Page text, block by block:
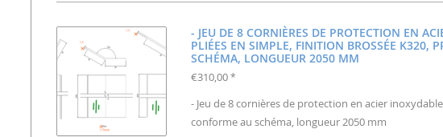
- JEU DE 8 CORNIÈRES DE PROTECTION EN
PLIÉES EN SIMPLE, FINITION BROSSÉE K320,
SCHÉMA, LONGUEUR 2050 MM
€310,00 *
- Jeu de 8 cornières de protection en acier
conforme au schéma, longueur 2050 mm